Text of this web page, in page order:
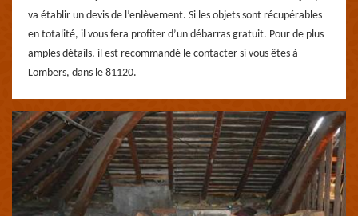
va établir un devis de l’enlèvement. Si les objets sont récupérables
en totalité, il vous fera profiter d’un débarras gratuit. Pour de plus
amples détails, il est recommandé le contacter si vous êtes à
Lombers, dans le 81120.